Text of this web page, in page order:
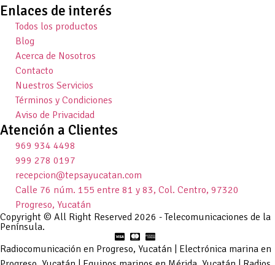
Enlaces de interés
Todos los productos
Blog
Acerca de Nosotros
Contacto
Nuestros Servicios
Términos y Condiciones
Aviso de Privacidad
Atención a Clientes
969 934 4498
999 278 0197
recepcion@tepsayucatan.com
Calle 76 núm. 155 entre 81 y 83, Col. Centro, 97320
Progreso, Yucatán
Copyright © All Right Reserved 2026 - Telecomunicaciones de la
Península.
Radiocomunicación en Progreso, Yucatán | Electrónica marina en